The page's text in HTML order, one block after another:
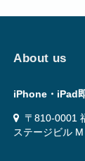
About us
iPhone・iPad
〒810-0001
ステージビル